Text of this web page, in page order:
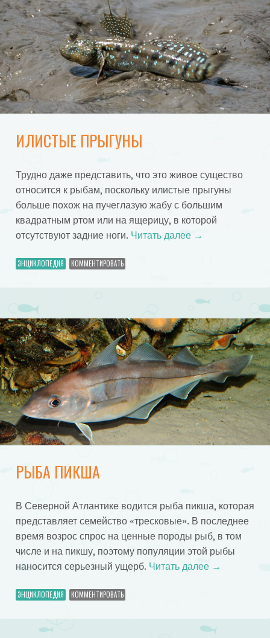
ИЛИСТЫЕ ПРЫГУНЫ
Трудно даже представить, что это живое существо
относится к рыбам, поскольку илистые прыгуны
больше похож на пучеглазую жабу с большим
квадратным ртом или на ящерицу, в которой
отсутствуют задние ноги. Читать далее →
ЭНЦИКЛОПЕДИЯ КОММЕНТИРОВАТЬ
РЫБА ПИКША
В Северной Атлантике водится рыба пикша, которая
представляет семейство «тресковые». В последнее
время возрос спрос на ценные породы рыб, в том
числе и на пикшу, поэтому популяции этой рыбы
наносится серьезный ущерб. Читать далее →
ЭНЦИКЛОПЕДИЯ КОММЕНТИРОВАТЬ